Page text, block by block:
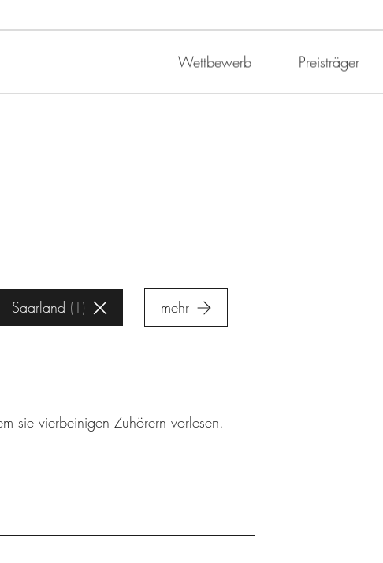
Wettbewerb Preisträger
Saarland 1 mehr
sie vierbeinigen Zuhörern vorlesen.